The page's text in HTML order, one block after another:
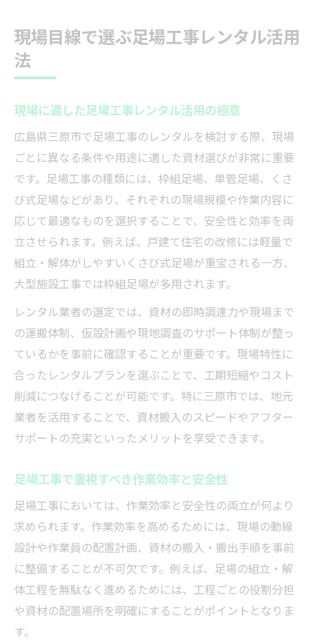
現場目線で選ぶ足場工事レンタル活用
法
現場に適した足場工事レンタル活用の極意
広島県三原市で足場工事のレンタルを検討する際、現場
ごとに異なる条件や用途に適した資材選びが非常に重要
です。足場工事の種類には、枠組足場、単管足場、くさ
び式足場などがあり、それぞれの現場規模や作業内容に
応じて最適なものを選択することで、安全性と効率を両
立させられます。例えば、戸建て住宅の改修には軽量で
組立・解体がしやすいくさび式足場が重宝される一方、
大型施設工事では枠組足場が多用されます。
レンタル業者の選定では、資材の即時調達力や現場まで
の運搬体制、仮設計画や現地調査のサポート体制が整っ
ているかを事前に確認することが重要です。現場特性に
合ったレンタルプランを選ぶことで、工期短縮やコスト
削減につなげることが可能です。特に三原市では、地元
業者を活用することで、資材搬入のスピードやアフター
サポートの充実といったメリットを享受できます。
足場工事で重視すべき作業効率と安全性
足場工事においては、作業効率と安全性の両立が何より
求められます。作業効率を高めるためには、現場の動線
設計や作業員の配置計画、資材の搬入・搬出手順を事前
に整備することが不可欠です。例えば、足場の組立・解
体工程を無駄なく進めるためには、工程ごとの役割分担
や資材の配置場所を明確にすることがポイントとなりま
す。